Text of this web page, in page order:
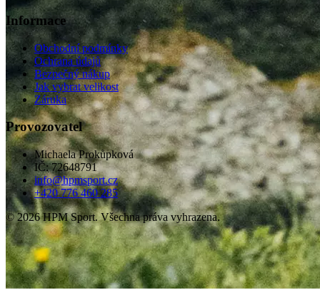
Informace
Obchodní podmínky
Ochrana údajů
Bezpečný nákup
Jak vybrat velikost
Záruka
Provozovatel
Michaela Prokůpková
IČ: 72648791
info@hpmsport.cz
+420 776 460 285
© 2026 HPM Sport. Všechna práva vyhrazena.